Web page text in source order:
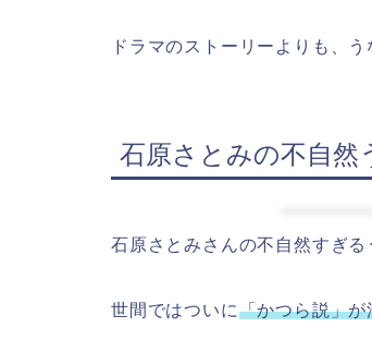
ドラマのストーリーよりも、
石原さとみの不自然
石原さとみさんの不自然すぎる
世間ではついに「かつら説」が